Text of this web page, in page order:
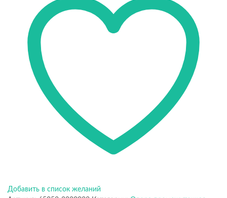
Добавить в список желаний